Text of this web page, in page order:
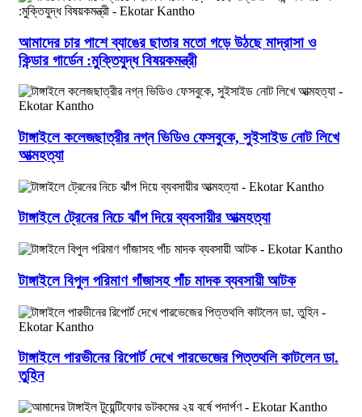
আমাদের চার পাশে ব্যাঙের ছাতার মতো গড়ে উঠছে মাদ্রাসা ও
কিন্ডার গার্ডেন :মুক্তিযুদ্ধ বিষয়কমন্ত্রী
টাঙ্গাইলে কলেজছাত্রীর নগ্ন ভিডিও ফেসবুকে, সুইসাইড নোট লিখে
আত্মহত্যা
টাঙ্গাইলে ট্রেনের নিচে ঝাঁপ দিয়ে ব্যবসায়ীর আত্মহত্যা
টাঙ্গাইলে বিপুল পরিমাণ গাঁজাসহ পাঁচ মাদক ব্যবসায়ী আটক
টাঙ্গাইলে পারভীনের রিপোর্ট দেখে পারভেজের পিত্তথলি কাটলেন ডা.
তুহিন